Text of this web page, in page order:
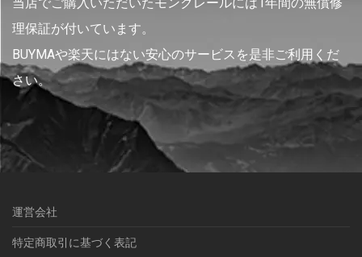
理保証が付いています。
BUYMAや楽天にはない安心のサービスを是非ご利用くだ
さい。
運営会社
特定商取引に基づく表記